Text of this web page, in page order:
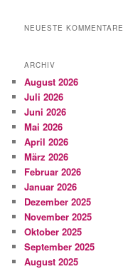
NEUESTE KOMMENTARE
ARCHIV
August 2026
Juli 2026
Juni 2026
Mai 2026
April 2026
März 2026
Februar 2026
Januar 2026
Dezember 2025
November 2025
Oktober 2025
September 2025
August 2025